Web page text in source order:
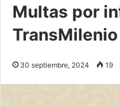
Multas por
TransMilenio
30 septiembre, 2024 19